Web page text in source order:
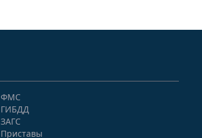
ФМС
ГИБДД
ЗАГС
Приставы